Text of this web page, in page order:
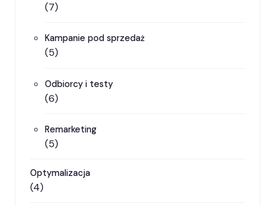
(7)
Kampanie pod sprzedaż
(5)
Odbiorcy i testy
(6)
Remarketing
(5)
Optymalizacja
(4)